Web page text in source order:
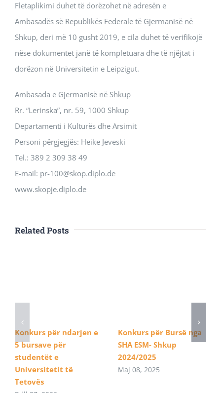
Fletaplikimi duhet të dorëzohet në adresën e
Ambasadës së Republikës Federale të Gjermanisë në
Shkup, deri më 10 gusht 2019, e cila duhet të verifikojë
nëse dokumentet janë të kompletuara dhe të njëjtat i
dorëzon në Universitetin e Leipzigut.
Ambasada e Gjermanisë në Shkup
Rr. “Lerinska”, nr. 59, 1000 Shkup
Departamenti i Kulturës dhe Arsimit
Personi përgjegjës: Heike Jeveski
Tel.: 389 2 309 38 49
E-mail: pr-100@skop.diplo.de
www.skopje.diplo.de
Related Posts
Konkurs për ndarjen e
5 bursave për
studentët e
Universitetit të
Tetovës
Konkurs për Bursë nga
SHA ESM- Shkup
2024/2025
Maj 08, 2025